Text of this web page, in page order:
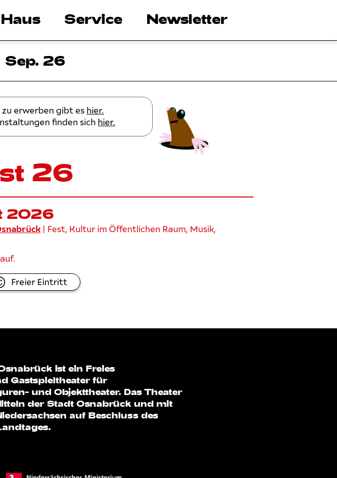
Service Newsletter
Sep. 26
erwerben gibt es hier.
finden sich hier.
26
2026
| Fest, Kultur im Öffentlichen Raum, Musik,
Freier Eintritt
ist ein Freies
Gastspieltheater für
und Objekttheater. Das Theater
der Stadt Osnabrück und mit
auf Beschluss des